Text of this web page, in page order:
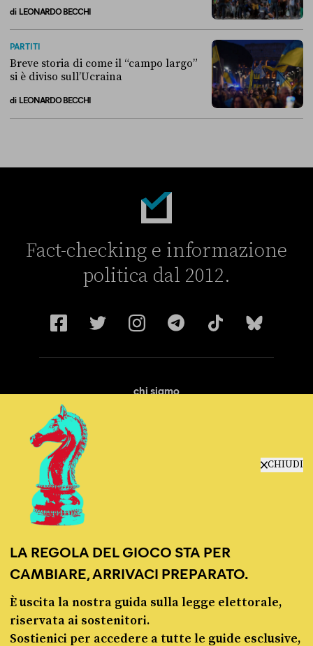
CHIUDI
LA REGOLA DEL GIOCO STA PER
CAMBIARE, ARRIVACI PREPARATO.
È uscita la nostra guida sulla legge elettorale,
riservata ai sostenitori.
Sostienici per accedere a tutte le guide esclusive,
di LEONARDO BECCHI
PARTITI
Breve storia di come il “campo largo”
si è diviso sull’Ucraina
di LEONARDO BECCHI
Fact-checking e informazione
politica dal 2012.
chi siamo
© Pagella Politica 2012 - 2026